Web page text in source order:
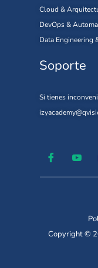
Cloud &
DevOps &
Data Engineering
Soporte
Si tienes
Copyright ©